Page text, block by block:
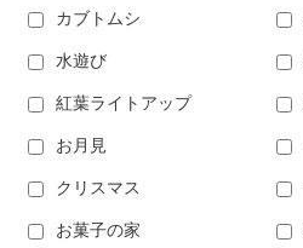
カブトムシ
水遊び
紅葉ライトアップ
お月見
クリスマス
お菓子の家